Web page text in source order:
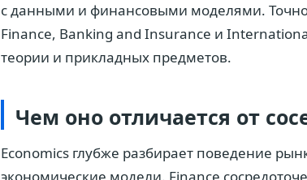
с данными и финансовыми моделями.
Finance, Banking and Insurance и
теории и прикладных предметов.
Чем оно отличается от
Economics глубже разбирает поведение